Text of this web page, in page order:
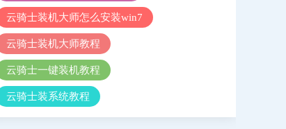
云骑士装机大师怎么安装win7
云骑士装机大师教程
云骑士一键装机教程
云骑士装系统教程